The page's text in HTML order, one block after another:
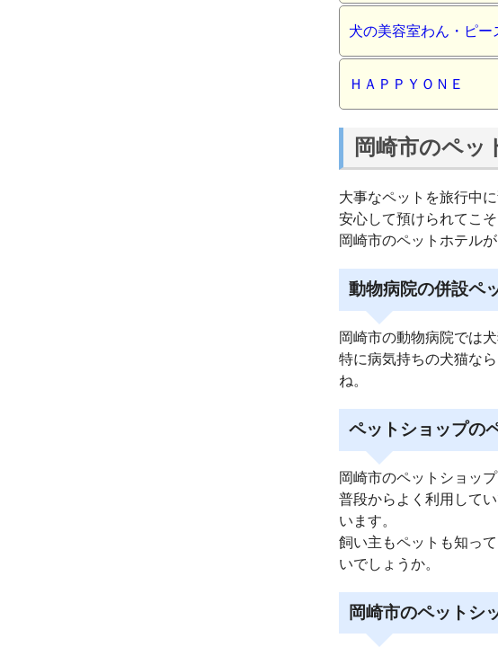
犬の美容室わん・ピー
ＨＡＰＰＹＯＮＥ
岡崎市のペッ
大事なペットを旅行中
安心して預けられてこ
岡崎市のペットホテル
動物病院の併設ペ
岡崎市の動物病院では
特に病気持ちの犬猫な
ね。
ペットショップの
岡崎市のペットショッ
普段からよく利用して
います。
飼い主もペットも知っ
いでしょうか。
岡崎市のペットシ